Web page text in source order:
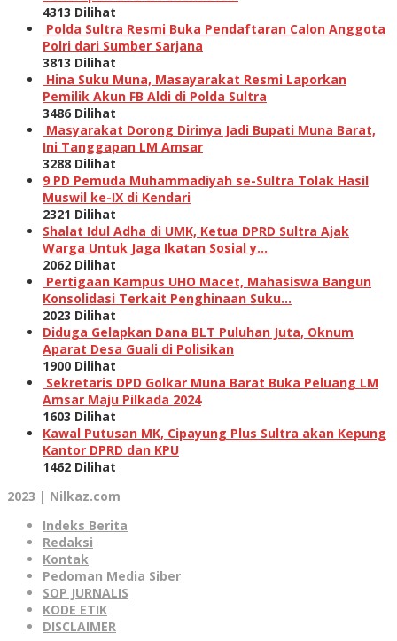
4313 Dilihat
Polda Sultra Resmi Buka Pendaftaran Calon Anggota
Polri dari Sumber Sarjana
3813 Dilihat
Hina Suku Muna, Masayarakat Resmi Laporkan
Pemilik Akun FB Aldi di Polda Sultra
3486 Dilihat
Masyarakat Dorong Dirinya Jadi Bupati Muna Barat,
Ini Tanggapan LM Amsar
3288 Dilihat
9 PD Pemuda Muhammadiyah se-Sultra Tolak Hasil
Muswil ke-IX di Kendari
2321 Dilihat
Shalat Idul Adha di UMK, Ketua DPRD Sultra Ajak
Warga Untuk Jaga Ikatan Sosial y…
2062 Dilihat
Pertigaan Kampus UHO Macet, Mahasiswa Bangun
Konsolidasi Terkait Penghinaan Suku…
2023 Dilihat
Diduga Gelapkan Dana BLT Puluhan Juta, Oknum
Aparat Desa Guali di Polisikan
1900 Dilihat
Sekretaris DPD Golkar Muna Barat Buka Peluang LM
Amsar Maju Pilkada 2024
1603 Dilihat
Kawal Putusan MK, Cipayung Plus Sultra akan Kepung
Kantor DPRD dan KPU
1462 Dilihat
2023 | Nilkaz.com
Indeks Berita
Redaksi
Kontak
Pedoman Media Siber
SOP JURNALIS
KODE ETIK
DISCLAIMER